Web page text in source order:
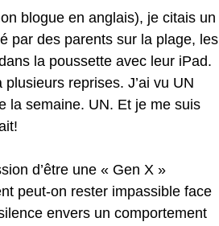
blogue en anglais), je citais un
par des parents sur la plage, les
la poussette avec leur iPad.
reprises. J’ai vu UN
la semaine. UN. Et je me suis
d’être une « Gen X »
peut-on rester impassible face
envers un comportement